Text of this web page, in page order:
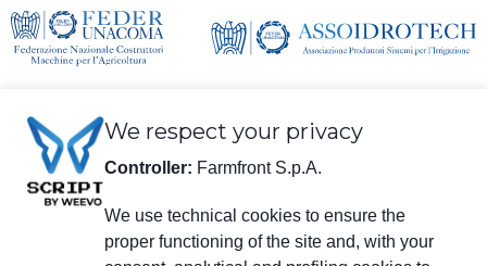
We respect your privacy
Controller: Farmfront S.p.A.
We use technical cookies to ensure the
proper functioning of the site and, with your